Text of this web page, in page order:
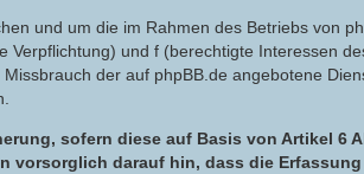
und um die im Rahmen des Betriebs von
und f (berechtigte Interessen
der auf phpBB.de angebotene
sofern diese auf Basis von Artikel 6
darauf hin, dass die